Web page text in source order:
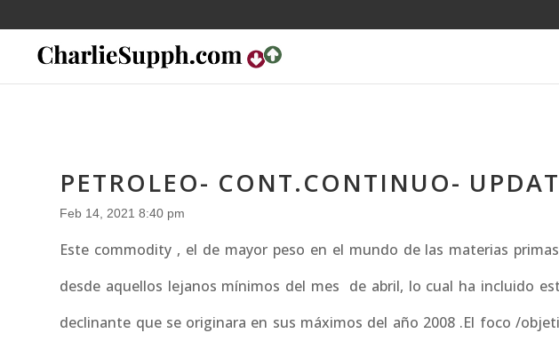
PETROLEO- CONT.CONTINUO-
Feb 14, 2021 8:40 pm
Este commodity , el de mayor peso en el mundo de las materias
desde aquellos lejanos mínimos del mes de abril, lo cual ha incluido
declinante que se originara en sus máximos del año 2008 .El foco /